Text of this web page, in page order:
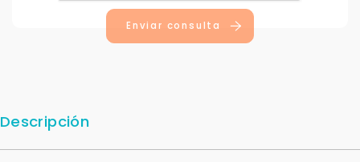
Enviar consulta
Descripción